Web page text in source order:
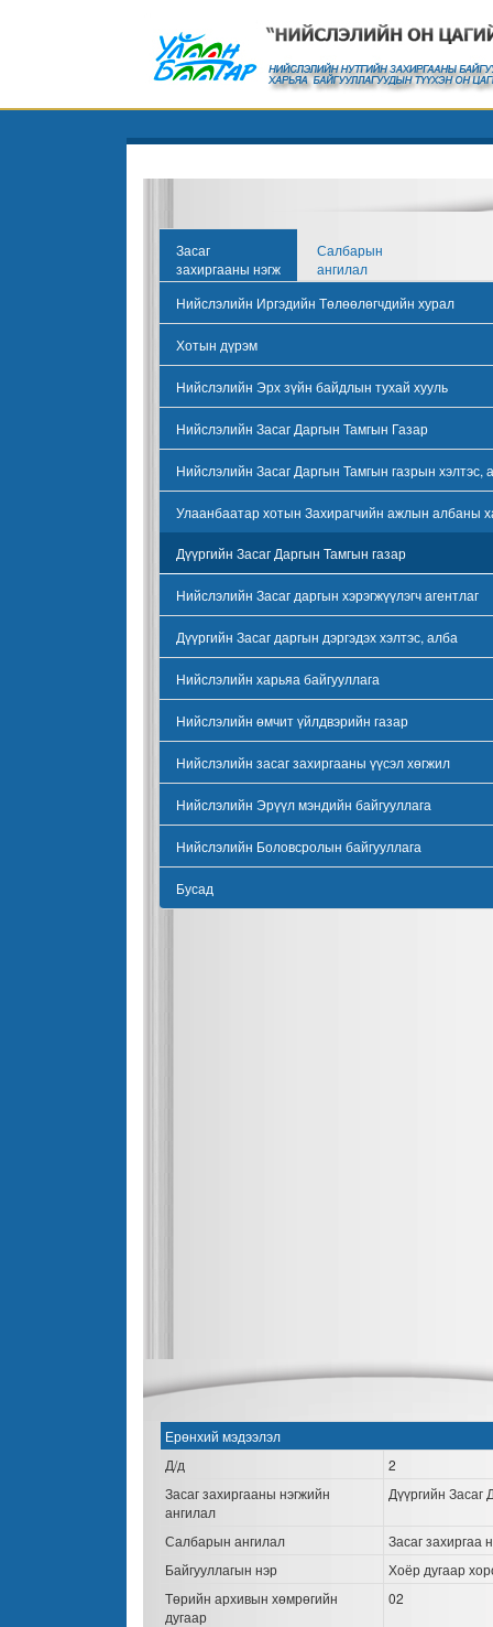
Засаг
захиргааны нэгж
Салбарын
ангилал
Нийслэлийн Иргэдийн Төлөөлөгчдийн хурал
Хотын дүрэм
Нийслэлийн Эрх зүйн байдлын тухай хууль
Нийслэлийн Засаг Даргын Тамгын Газар
Нийслэлийн Засаг Даргын Тамгын газрын хэлтэс,
Улаанбаатар хотын Захирагчийн ажлын албаны
Дүүргийн Засаг Даргын Тамгын газар
Нийслэлийн Засаг даргын хэрэгжүүлэгч агентлаг
Дүүргийн Засаг даргын дэргэдэх хэлтэс, алба
Нийслэлийн харьяа байгууллага
Нийслэлийн өмчит үйлдвэрийн газар
Нийслэлийн засаг захиргааны үүсэл хөгжил
Нийслэлийн Эрүүл мэндийн байгууллага
Нийслэлийн Боловсролын байгууллага
Бусад
Ерөнхий мэдээлэл
Д/д
2
Засаг захиргааны нэгжийн
ангилал
Дүүргийн Засаг
Салбарын ангилал
Засаг захиргаа
Байгууллагын нэр
Хоёр дугаар
Төрийн архивын хөмрөгийн
дугаар
02